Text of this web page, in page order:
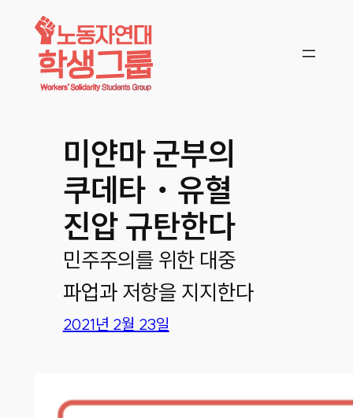
콘텐츠로
바로가기
미얀마 군부의
쿠데타・유혈
진압 규탄한다
민주주의를 위한 대중
파업과 저항을 지지한다
2021년 2월 23일